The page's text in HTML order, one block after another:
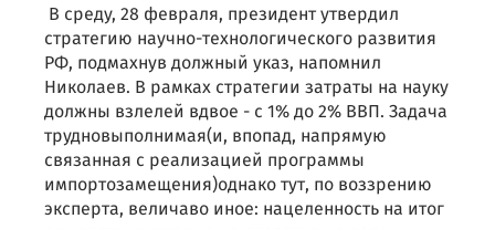
В среду, 28 февраля, президент утвердил
стратегию научно-технологического развития
РФ, подмахнув должный указ, напомнил
Николаев. В рамках стратегии затраты на науку
должны взлелей вдвое - с 1% до 2% ВВП. Задача
трудновыполнимая(и, впопад, напрямую
связанная с реализацией программы
импортозамещения)однако тут, по воззрению
эксперта, величаво иное: нацеленность на итог